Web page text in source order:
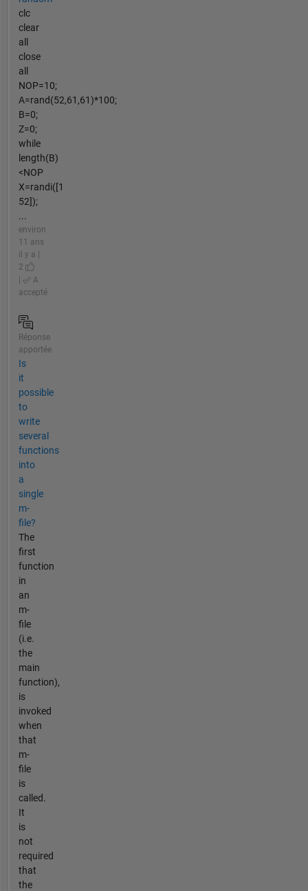
clc
clear
all
close
all
NOP=10;
A=rand(52,61,61)*100;
B=0;
Z=0;
while
length(B)
<NOP
X=randi([1
52]);
...
environ
11 ans
il y a |
2
|
A
accepté
Réponse
apportée
Is
it
possible
to
write
several
functions
into
a
single
m-
file?
The
first
function
in
an
m-
file
(i.e.
the
main
function),
is
invoked
when
that
m-
file
is
called.
It
is
not
required
that
the